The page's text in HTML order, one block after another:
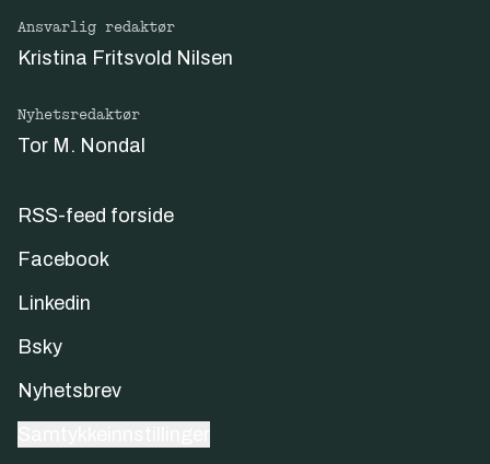
Ansvarlig redaktør
Kristina Fritsvold Nilsen
Nyhetsredaktør
Tor M. Nondal
RSS-feed forside
Facebook
Linkedin
Bsky
Nyhetsbrev